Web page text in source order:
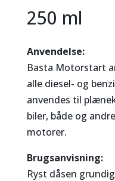
250 ml
Anvendelse:
Basta Motorstart
alle diesel- og
anvendes til
biler, både og
motorer.
Brugsanvisning:
Ryst dåsen